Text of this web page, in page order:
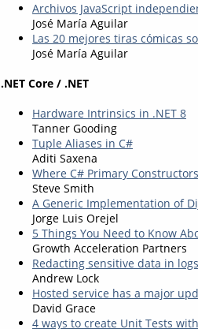
Archivos JavaScript
José María Aguilar
Las 20 mejores tiras cómicas
José María Aguilar
.NET Core / .NET
Hardware Intrinsics in .NET 8
Tanner Gooding
Tuple Aliases in C#
Aditi Saxena
Where C# Primary
Steve Smith
A Generic Implementation of
Jorge Luis Orejel
5 Things You Need to Know
Growth Acceleration Partners
Redacting sensitive data in
Andrew Lock
Hosted service has a major
David Grace
4 ways to create Unit Tests